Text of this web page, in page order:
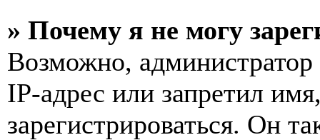
» Почему я не могу
Возможно,
IP-адрес или запретил
зарегистрироваться. Он